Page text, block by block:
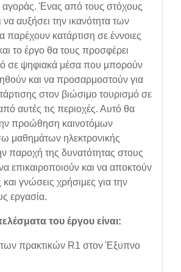
αγοράς. Ένας από τους στόχους
να αυξήσει την ικανότητα των
παρέχουν κατάρτιση σε έννοιες
το έργο θα τους προσφέρει
σε ψηφιακά μέσα που μπορούν
και να προσαρμοστούν για
στον βιώσιμο τουρισμό σε
αυτές τις περιοχές. Αυτό θα
προώθηση καινοτόμων
μαθημάτων ηλεκτρονικής
παροχή της δυνατότητας στους
επικαιροποιούν και να αποκτούν
και γνώσεις χρήσιμες για την
εργασία.
του έργου είναι:
πρακτικών R1 στον Έξυπνο